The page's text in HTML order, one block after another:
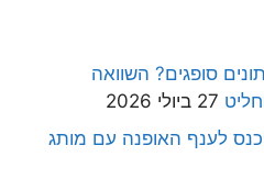
סופגים? השוואה
27 ביולי 2026
לענף האופנה עם מותג